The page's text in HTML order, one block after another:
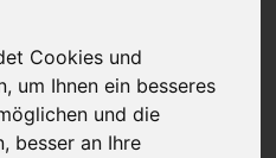
Cookies und
um Ihnen ein besseres
und die
besser an Ihre